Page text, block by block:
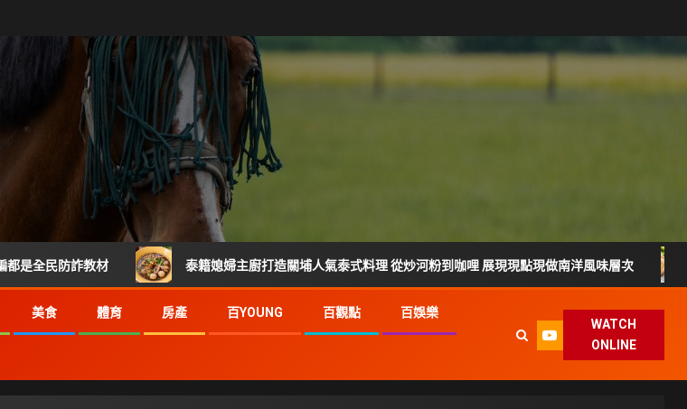
防詐教材 泰籍媳婦主廚打造關埔人氣泰式料理 從炒河粉到咖哩 展現現點現做南洋風味層次
美食 體育 房產 百YOUNG 百觀點 百娛樂
WATCH
ONLINE